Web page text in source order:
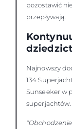
pozostawić
przepływają.
Najnowszy
134
Sunseeker w
superjachtów.